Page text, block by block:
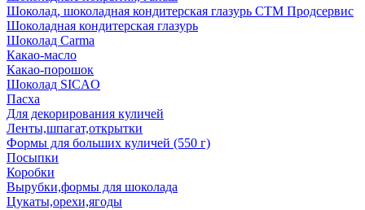
Шоколад, шоколадная кондитерская глазурь СТМ Продсервис
Шоколадная кондитерская глазурь
Шоколад Carma
Какао-масло
Какао-порошок
Шоколад SICAO
Пасха
Для декорирования куличей
Ленты,шпагат,открытки
Формы для больших куличей (550 г)
Посыпки
Коробки
Вырубки,формы для шоколада
Цукаты,орехи,ягоды